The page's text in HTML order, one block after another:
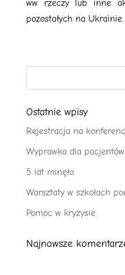
ww rzeczy lub inne
pozostałych na Ukrainie.
Ostatnie wpisy
Rejestracja na
Wyprawka dla
5 lat minęło
Warsztaty w szkołach
Pomoc w kryzysie
Najnowsze